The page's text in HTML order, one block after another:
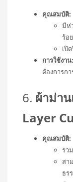
คุณสมบัติ:
มีห่
ร้อ
เปิ
การใช้งาน:
ต้องการก
6. ผ้าม่า
Layer
คุณสมบัติ:
รว
สา
ธร